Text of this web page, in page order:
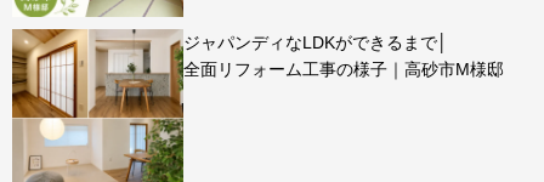
ジャパンディなLDKができるまで│
全面リフォーム工事の様子｜高砂市M様邸